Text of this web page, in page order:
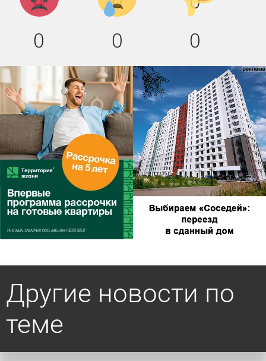
0 0 0
Другие новости по
теме